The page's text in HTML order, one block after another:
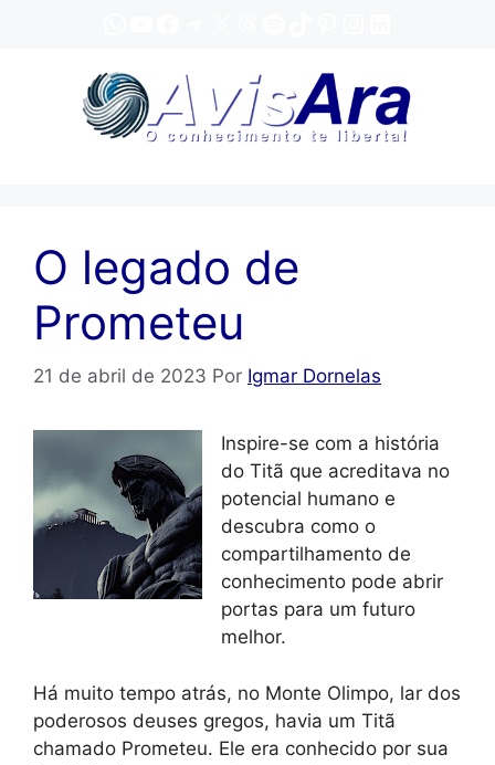
O legado de
Prometeu
21 de abril de 2023 Por Igmar Dornelas
Inspire-se com a história
do Titã que acreditava no
potencial humano e
descubra como o
compartilhamento de
conhecimento pode abrir
portas para um futuro
melhor.
Há muito tempo atrás, no Monte Olimpo, lar dos
poderosos deuses gregos, havia um Titã
chamado Prometeu. Ele era conhecido por sua